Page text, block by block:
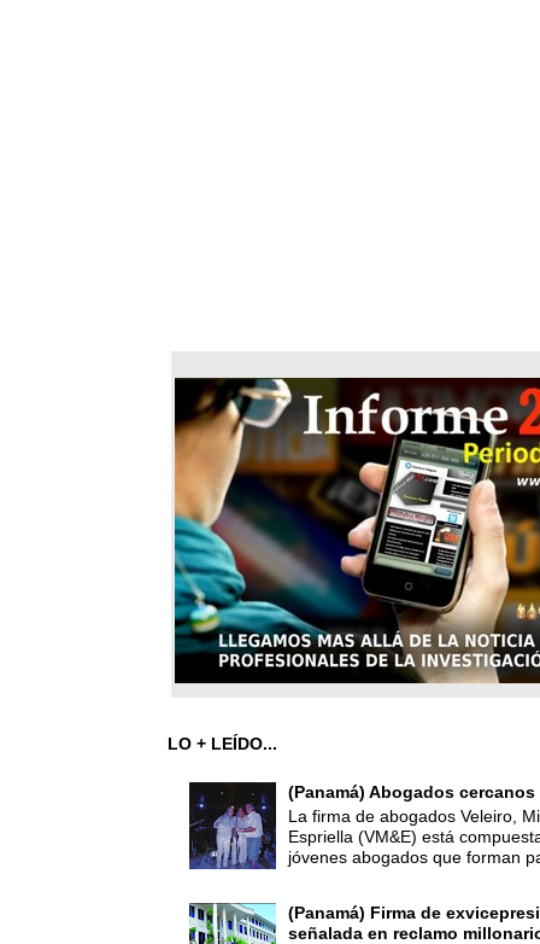
LO + LEÍDO...
(Panamá) Abogados
La firma de abogados Veleiro,
Espriella (VM&E) está
jóvenes abogados que forman
(Panamá) Firma de
señalada en reclamo